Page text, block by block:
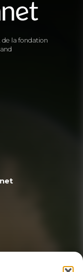
de la fondation